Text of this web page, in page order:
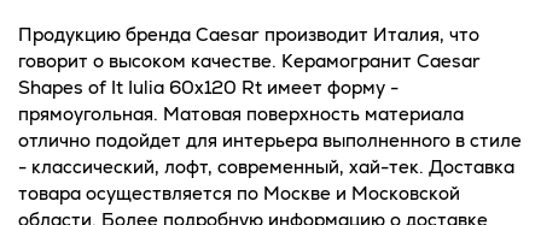
Продукцию бренда Caesar производит Италия, что
говорит о высоком качестве. Керамогранит Caesar
Shapes of It Iulia 60x120 Rt имеет форму -
прямоугольная. Матовая поверхность материала
отлично подойдет для интерьера выполненного в стиле
- классический, лофт, современный, хай-тек. Доставка
товара осуществляется по Москве и Московской
области. Более подробную информацию о доставке